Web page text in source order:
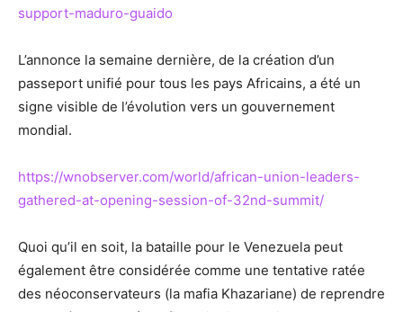
support-maduro-guaido
L’annonce la semaine dernière, de la création d’un
passeport unifié pour tous les pays Africains, a été un
signe visible de l’évolution vers un gouvernement
mondial.
https://wnobserver.com/world/african-union-leaders-
gathered-at-opening-session-of-32nd-summit/
Quoi qu’il en soit, la bataille pour le Venezuela peut
également être considérée comme une tentative ratée
des néoconservateurs (la mafia Khazariane) de reprendre